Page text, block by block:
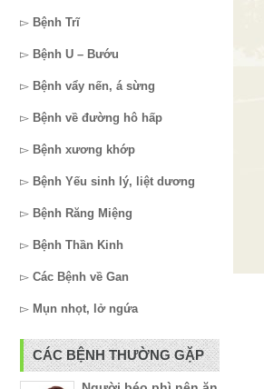
▻ Bệnh Trĩ
▻ Bệnh U – Bướu
▻ Bệnh vẩy nến, á sừng
▻ Bệnh về đường hô hấp
▻ Bệnh xương khớp
▻ Bệnh Yếu sinh lý, liệt dương
▻ Bệnh Răng Miệng
▻ Bệnh Thần Kinh
▻ Các Bệnh về Gan
▻ Mụn nhọt, lở ngứa
CÁC BỆNH THƯỜNG GẶP